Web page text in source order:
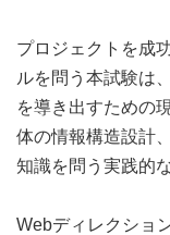
プロジェクトを成
ルを問う本試験は
を導き出すための
体の情報構造設計
知識を問う実践的
Webディレクショ